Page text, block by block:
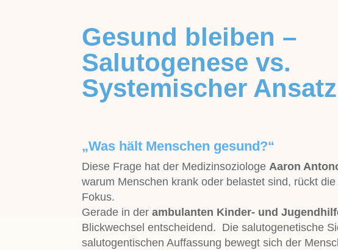
Gesund bleiben –
Salutogenese vs.
Systemischer Ansatz
„Was hält Menschen gesund?“
Diese Frage hat der MedizinsoziologeAaron
warum Menschen krank oder belastet sind, rückt
Fokus.
Gerade in derambulanten Kinder- und
Blickwechsel entscheidend. Die salutogenetische
salutogentischen Auffassung bewegt sich der